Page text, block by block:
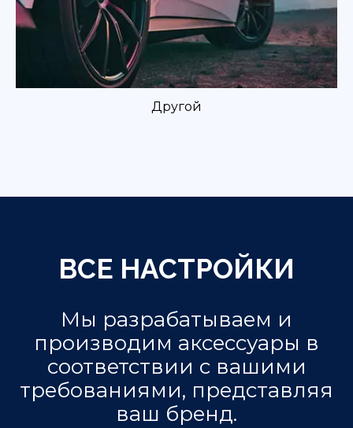
Другой
ВСЕ НАСТРОЙКИ
Мы разрабатываем и
производим аксессуары в
соответствии с вашими
требованиями, представляя
ваш бренд.